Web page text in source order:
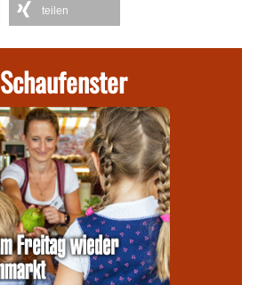
teilen
Schaufenster